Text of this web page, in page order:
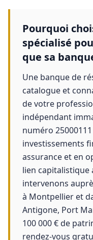
Pourquoi
spécialisé
que sa
Une banque de
catalogue et
de votre
indépendant
numéro
investissements
assurance et en
lien capitalistique
intervenons
à Montpellier et
Antigone, Port
100 000 € de
rendez-vous